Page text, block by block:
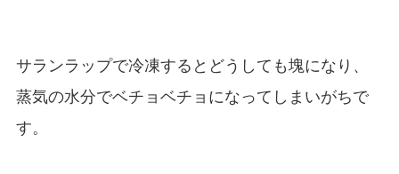
サランラップで冷凍するとどうしても塊になり、
蒸気の水分でベチョベチョになってしまいがちで
す。